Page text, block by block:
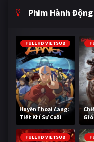
Phim Hành Động
FULL HD VIETSUB
Huyền Thoại Aang:
Tiết Khí Sư Cuối
Cùng
Gió
FULL HD VIETSUB